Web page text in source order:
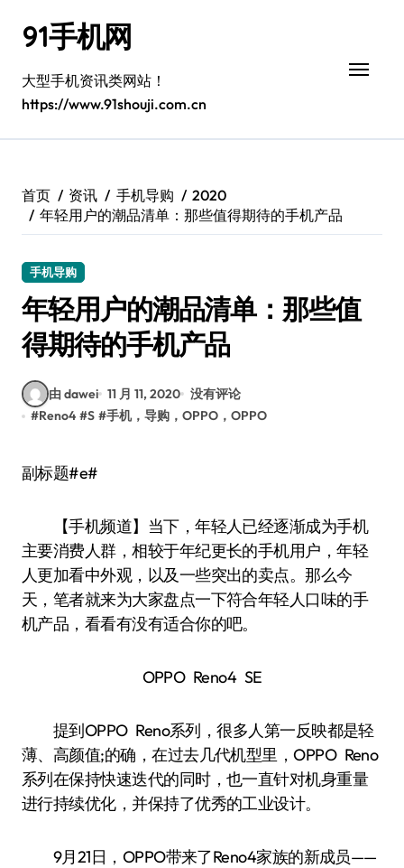
91手机网
大型手机资讯类网站！
https://www.91shouji.com.cn
首页 资讯 手机导购
2020
年轻用户的潮品清单：那些值得期待的手机产品
手机导购
年轻用户的潮品清单：那些值
得期待的手机产品
由 dawei 11 月 11, 2020 没有评论
#Reno4 #S #手机，导购，OPPO，OPPO
副标题#e#
【手机频道】当下，年轻人已经逐渐成为手机
主要消费人群，相较于年纪更长的手机用户，年轻
人更加看中外观，以及一些突出的卖点。那么今
天，笔者就来为大家盘点一下符合年轻人口味的手
机产品，看看有没有适合你的吧。
OPPO Reno4 SE
提到OPPO Reno系列，很多人第一反映都是轻
薄、高颜值;的确，在过去几代机型里，OPPO Reno
系列在保持快速迭代的同时，也一直针对机身重量
进行持续优化，并保持了优秀的工业设计。
9月21日，OPPO带来了Reno4家族的新成员——